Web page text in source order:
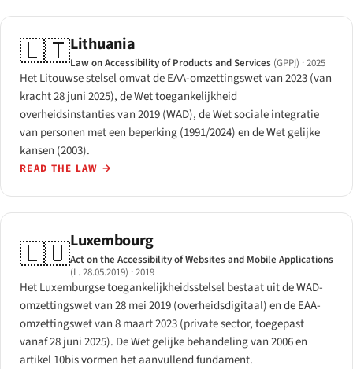
🇱🇹Lithuania
Law on Accessibility of Products and Services (GPPĮ) · 2025
Het Litouwse stelsel omvat de EAA-omzettingswet van 2023 (van
kracht 28 juni 2025), de Wet toegankelijkheid
overheidsinstanties van 2019 (WAD), de Wet sociale integratie
van personen met een beperking (1991/2024) en de Wet gelijke
kansen (2003).
READ THE LAW →
🇱🇺Luxembourg
Act on the Accessibility of Websites and Mobile Applications
(L. 28.05.2019) · 2019
Het Luxemburgse toegankelijkheidsstelsel bestaat uit de WAD-
omzettingswet van 28 mei 2019 (overheidsdigitaal) en de EAA-
omzettingswet van 8 maart 2023 (private sector, toegepast
vanaf 28 juni 2025). De Wet gelijke behandeling van 2006 en
artikel 10bis vormen het aanvullend fundament.